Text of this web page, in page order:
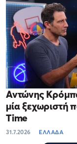
Αντώνης
μία ξεχωριστή
Time
31.7.2026 ΕΛΛΑΔΑ